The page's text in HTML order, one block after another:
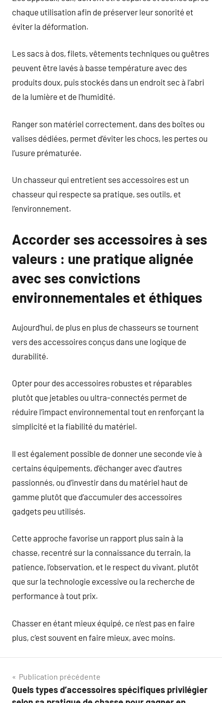
chaque utilisation afin de préserver leur sonorité et
éviter la déformation.
Les sacs à dos, filets, vêtements techniques ou guêtres
peuvent être lavés à basse température avec des
produits doux, puis stockés dans un endroit sec à l’abri
de la lumière et de l’humidité.
Ranger son matériel correctement, dans des boîtes ou
valises dédiées, permet d’éviter les chocs, les pertes ou
l’usure prématurée.
Un chasseur qui entretient ses accessoires est un
chasseur qui respecte sa pratique, ses outils, et
l’environnement.
Accorder ses accessoires à ses
valeurs : une pratique alignée
avec ses convictions
environnementales et éthiques
Aujourd’hui, de plus en plus de chasseurs se tournent
vers des accessoires conçus dans une logique de
durabilité.
Opter pour des accessoires robustes et réparables
plutôt que jetables ou ultra-connectés permet de
réduire l’impact environnemental tout en renforçant la
simplicité et la fiabilité du matériel.
Il est également possible de donner une seconde vie à
certains équipements, d’échanger avec d’autres
passionnés, ou d’investir dans du matériel haut de
gamme plutôt que d’accumuler des accessoires
gadgets peu utilisés.
Cette approche favorise un rapport plus sain à la
chasse, recentré sur la connaissance du terrain, la
patience, l’observation, et le respect du vivant, plutôt
que sur la technologie excessive ou la recherche de
performance à tout prix.
Chasser en étant mieux équipé, ce n’est pas en faire
plus, c’est souvent en faire mieux, avec moins.
Navigation
de
Publication précédente
Quels types d’accessoires spécifiques privilégier